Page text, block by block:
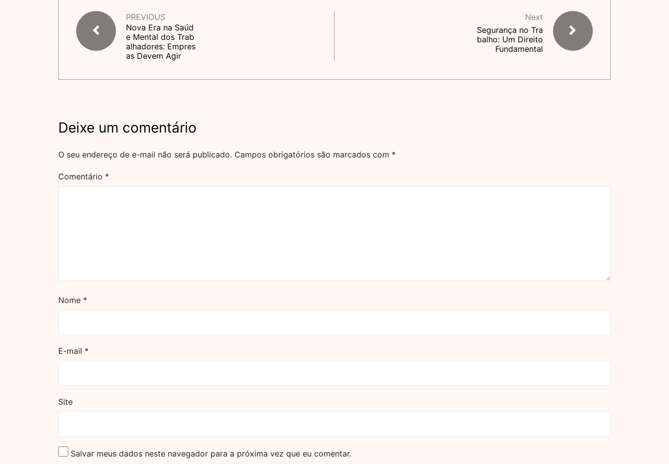
PREVIOUS
Nova Era na Saúd
e Mental dos Trab
alhadores: Empres
as Devem Agir
Next
Segurança no Tra
balho: Um Direito
Fundamental
Deixe um comentário
O seu endereço de e-mail não será publicado. Campos obrigatórios são marcados com *
Comentário *
Nome *
E-mail *
Site
Salvar meus dados neste navegador para a próxima vez que eu comentar.